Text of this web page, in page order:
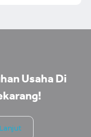
Usaha​ Di